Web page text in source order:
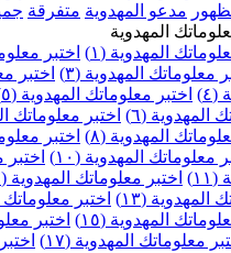
متفرقة جميع الأسئلة
(١)
اختبر معلوماتك المهدوية
(٣)
اختبر معلوماتك
المهدوية (٥)
اختبر
اختبر معلوماتك المهدوية (٧)
(٨)
اختبر معلوماتك المهدوية
(١٠)
اختبر معلوماتك
المهدوية (١٢)
اختبر
اختبر معلوماتك المهدوية (١٤)
(١٥)
اختبر معلوماتك المهدوية
(١٧)
اختبر معلوماتك